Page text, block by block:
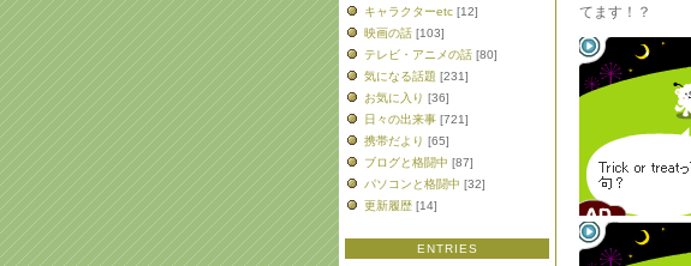
キャラクターetc [12]
映画の話 [103]
テレビ・アニメの話 [80]
気になる話題 [231]
お気に入り [36]
日々の出来事 [721]
携帯だより [65]
ブログと格闘中 [87]
パソコンと格闘中 [32]
更新履歴 [14]
ENTRIES
てます！？